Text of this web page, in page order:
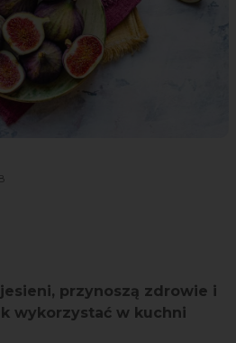
przynoszą zdrowie i
wykorzystać w kuchni